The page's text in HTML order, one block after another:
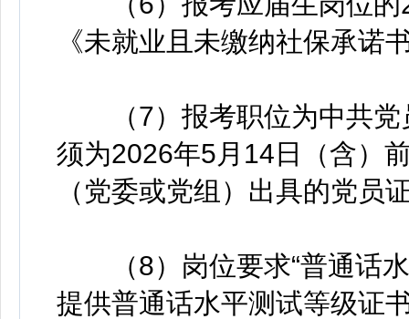
《未就业且未缴纳社保承诺
（7）报考职位为中共党
须为2026年5月14日（含）
（党委或党组）出具的党员
（8）岗位要求“普通话水
提供普通话水平测试等级证